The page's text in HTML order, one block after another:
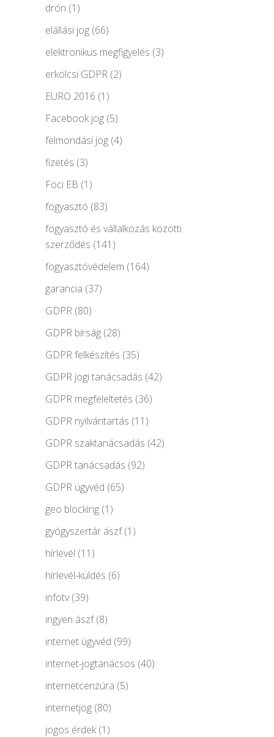
drón (1)
elállási jog (66)
elektronikus megfigyelés (3)
erkölcsi GDPR (2)
EURO 2016 (1)
Facebook jog (5)
felmondási jog (4)
fizetés (3)
Foci EB (1)
fogyasztó (83)
fogyasztó és vállalkozás közötti
szerződés (141)
fogyasztóvédelem (164)
garancia (37)
GDPR (80)
GDPR bírság (28)
GDPR felkészítés (35)
GDPR jogi tanácsadás (42)
GDPR megfeleltetés (36)
GDPR nyilvántartás (11)
GDPR szaktanácsadás (42)
GDPR tanácsadás (92)
GDPR ügyvéd (65)
geo blocking (1)
gyógyszertár ászf(1)
hírlevél (11)
hírlevél-küldés (6)
infotv(39)
ingyen ászf(8)
internet ügyvéd (99)
internet-jogtanácsos (40)
internetcenzúra (5)
internetjog (80)
jogos érdek(1)